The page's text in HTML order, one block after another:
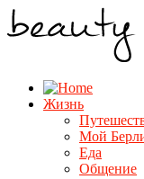
Жизнь
Мой
Еда
Общение